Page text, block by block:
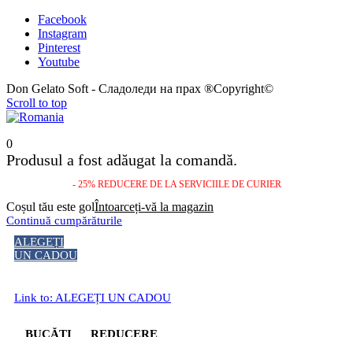
Facebook
Instagram
Pinterest
Youtube
Don Gelato Soft - Сладоледи на прах ®Copyright©
Scroll to top
0
Produsul a fost adăugat la comandă.
- 25% REDUCERE DE LA SERVICIILE DE CURIER
Coșul tău este golÎntoarceți-vă la magazin
Continuă cumpărăturile
ALEGEȚI
UN CADOU
Link to: ALEGEȚI UN CADOU
BUCĂȚI REDUCERE